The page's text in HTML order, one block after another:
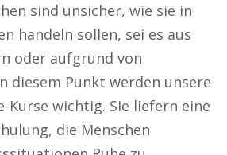
sind unsicher, wie sie in
handeln sollen, sei es aus
oder aufgrund von
diesem Punkt werden unsere
Kurse wichtig. Sie liefern eine
die Menschen